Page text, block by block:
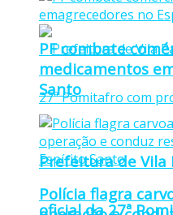
Prefeitura de Vila
oficial da 27ª
PF combate
medicamentos
Santo
Polícia flagra